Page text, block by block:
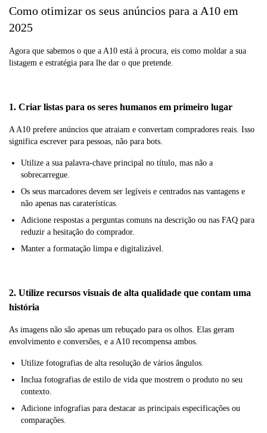
Como otimizar os seus anúncios para a A10 em
2025
Agora que sabemos o que a A10 está à procura, eis como moldar a sua
listagem e estratégia para lhe dar o que pretende.
1. Criar listas para os seres humanos em primeiro lugar
A A10 prefere anúncios que atraiam e convertam compradores reais. Isso
significa escrever para pessoas, não para bots.
Utilize a sua palavra-chave principal no título, mas não a
sobrecarregue.
Os seus marcadores devem ser legíveis e centrados nas vantagens e
não apenas nas caraterísticas.
Adicione respostas a perguntas comuns na descrição ou nas FAQ para
reduzir a hesitação do comprador.
Manter a formatação limpa e digitalizável.
2. Utilize recursos visuais de alta qualidade que contam uma
história
As imagens não são apenas um rebuçado para os olhos. Elas geram
envolvimento e conversões, e a A10 recompensa ambos.
Utilize fotografias de alta resolução de vários ângulos.
Inclua fotografias de estilo de vida que mostrem o produto no seu
contexto.
Adicione infografias para destacar as principais especificações ou
comparações.